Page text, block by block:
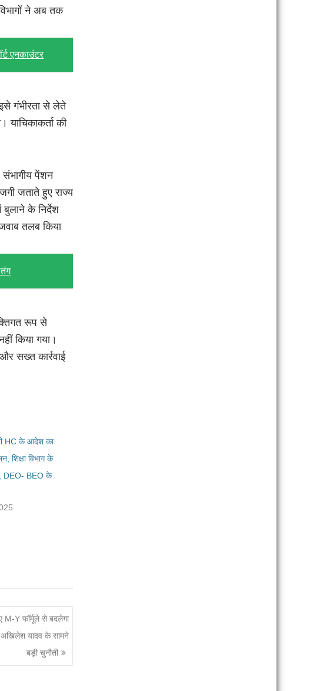
ने अब तक
एनकाउंटर
गंभीरता से लेते
याचिकाकर्ता की
पेंशन
जताते हुए राज्य
के निर्देश
तलब किया
रूप से
किया गया।
सख्त कार्रवाई
HC के आदेश का
शिक्षा विभाग के
DEO- BEO के
Y फॉर्मूले से बदलेगा
यादव के सामने
बड़ी चुनौती